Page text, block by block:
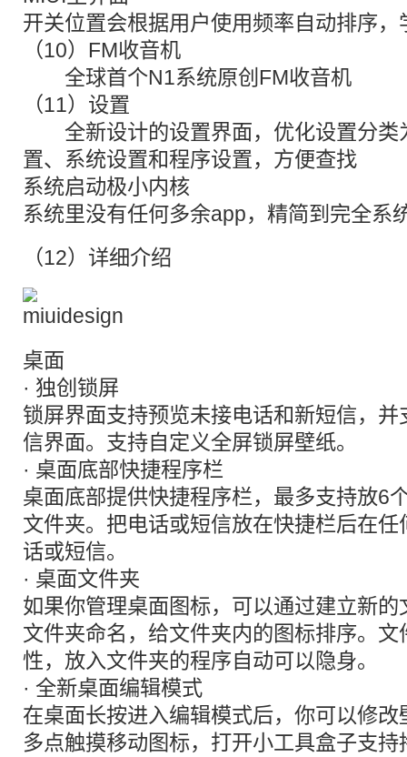
开关位置会根据用户使用频率自动排序
（10）FM收音机
全球首个N1系统原创FM收音机
（11）设置
全新设计的设置界面，优化设置分类
置、系统设置和程序设置，方便查找
系统启动极小内核
系统里没有任何多余app，精简到完全系
（12）详细介绍
桌面
· 独创锁屏
锁屏界面支持预览未接电话和新短信，
信界面。支持自定义全屏锁屏壁纸。
· 桌面底部快捷程序栏
桌面底部提供快捷程序栏，最多支持放6
文件夹。把电话或短信放在快捷栏后在
话或短信。
· 桌面文件夹
如果你管理桌面图标，可以通过建立新
文件夹命名，给文件夹内的图标排序。
性，放入文件夹的程序自动可以隐身。
· 全新桌面编辑模式
在桌面长按进入编辑模式后，你可以修
多点触摸移动图标，打开小工具盒子支